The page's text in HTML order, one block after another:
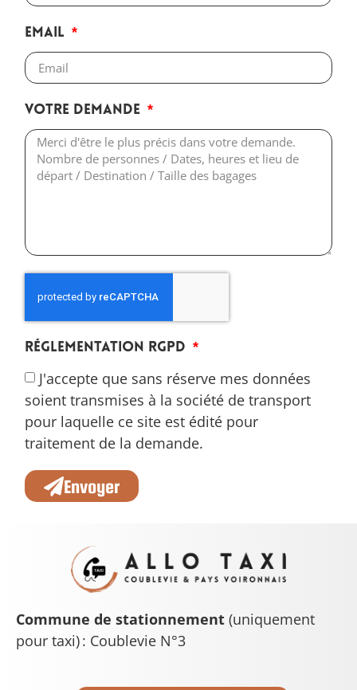
Email
Votre demande
Réglementation RGPD
J'accepte que sans réserve mes données
soient transmises à la société de transport
pour laquelle ce site est édité pour
traitement de la demande.
Envoyer
Commune de stationnement (uniquement
pour taxi) : Coublevie N°3